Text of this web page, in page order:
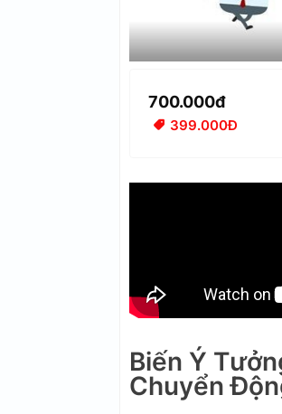
700.000đ
399.000Đ
Biến Ý
Chuyển